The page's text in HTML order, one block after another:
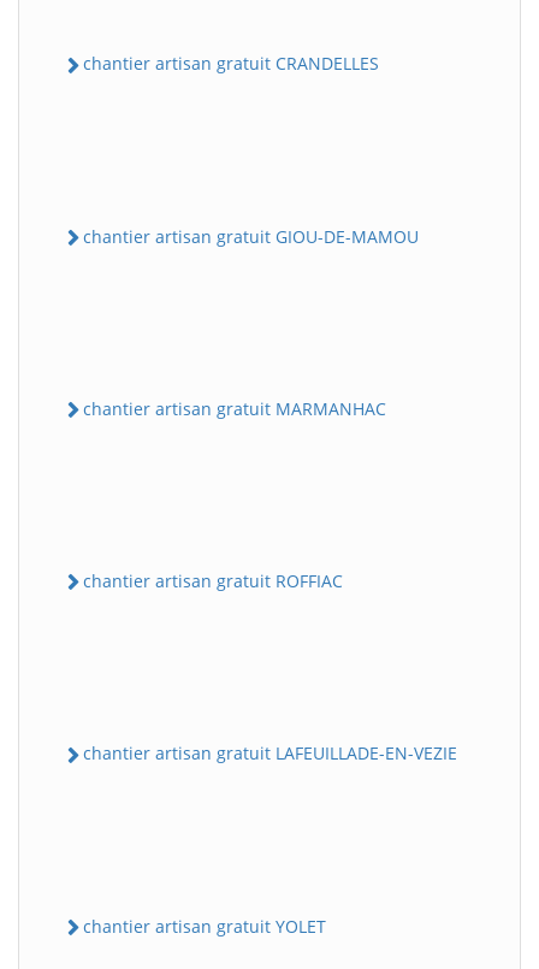
chantier artisan gratuit CRANDELLES
chantier artisan gratuit GIOU-DE-MAMOU
chantier artisan gratuit MARMANHAC
chantier artisan gratuit ROFFIAC
chantier artisan gratuit LAFEUILLADE-EN-VEZIE
chantier artisan gratuit YOLET